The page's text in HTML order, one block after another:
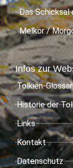
Das Schicksal
Melkor /
Infos zur
Tolkien-
Historie der
Links
Kontakt
Datenschutz